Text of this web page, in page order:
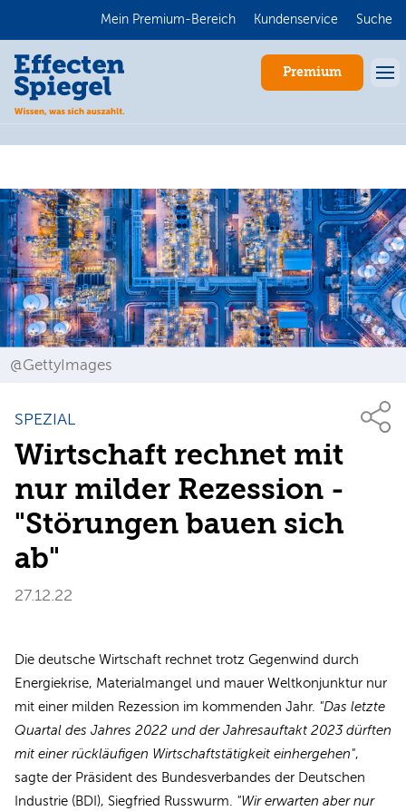
Mein Premium-Bereich Kundenservice Suche
Premium
@GettyImages
SPEZIAL
Wirtschaft rechnet mit
nur milder Rezession -
"Störungen bauen sich
ab"
27.12.22
Die deutsche Wirtschaft rechnet trotz Gegenwind durch
Energiekrise, Materialmangel und mauer Weltkonjunktur nur
mit einer milden Rezession im kommenden Jahr. "Das letzte
Quartal des Jahres 2022 und der Jahresauftakt 2023 dürften
mit einer rückläufigen Wirtschaftstätigkeit einhergehen",
sagte der Präsident des Bundesverbandes der Deutschen
Industrie (BDI), Siegfried Russwurm. "Wir erwarten aber nur
Anmelden